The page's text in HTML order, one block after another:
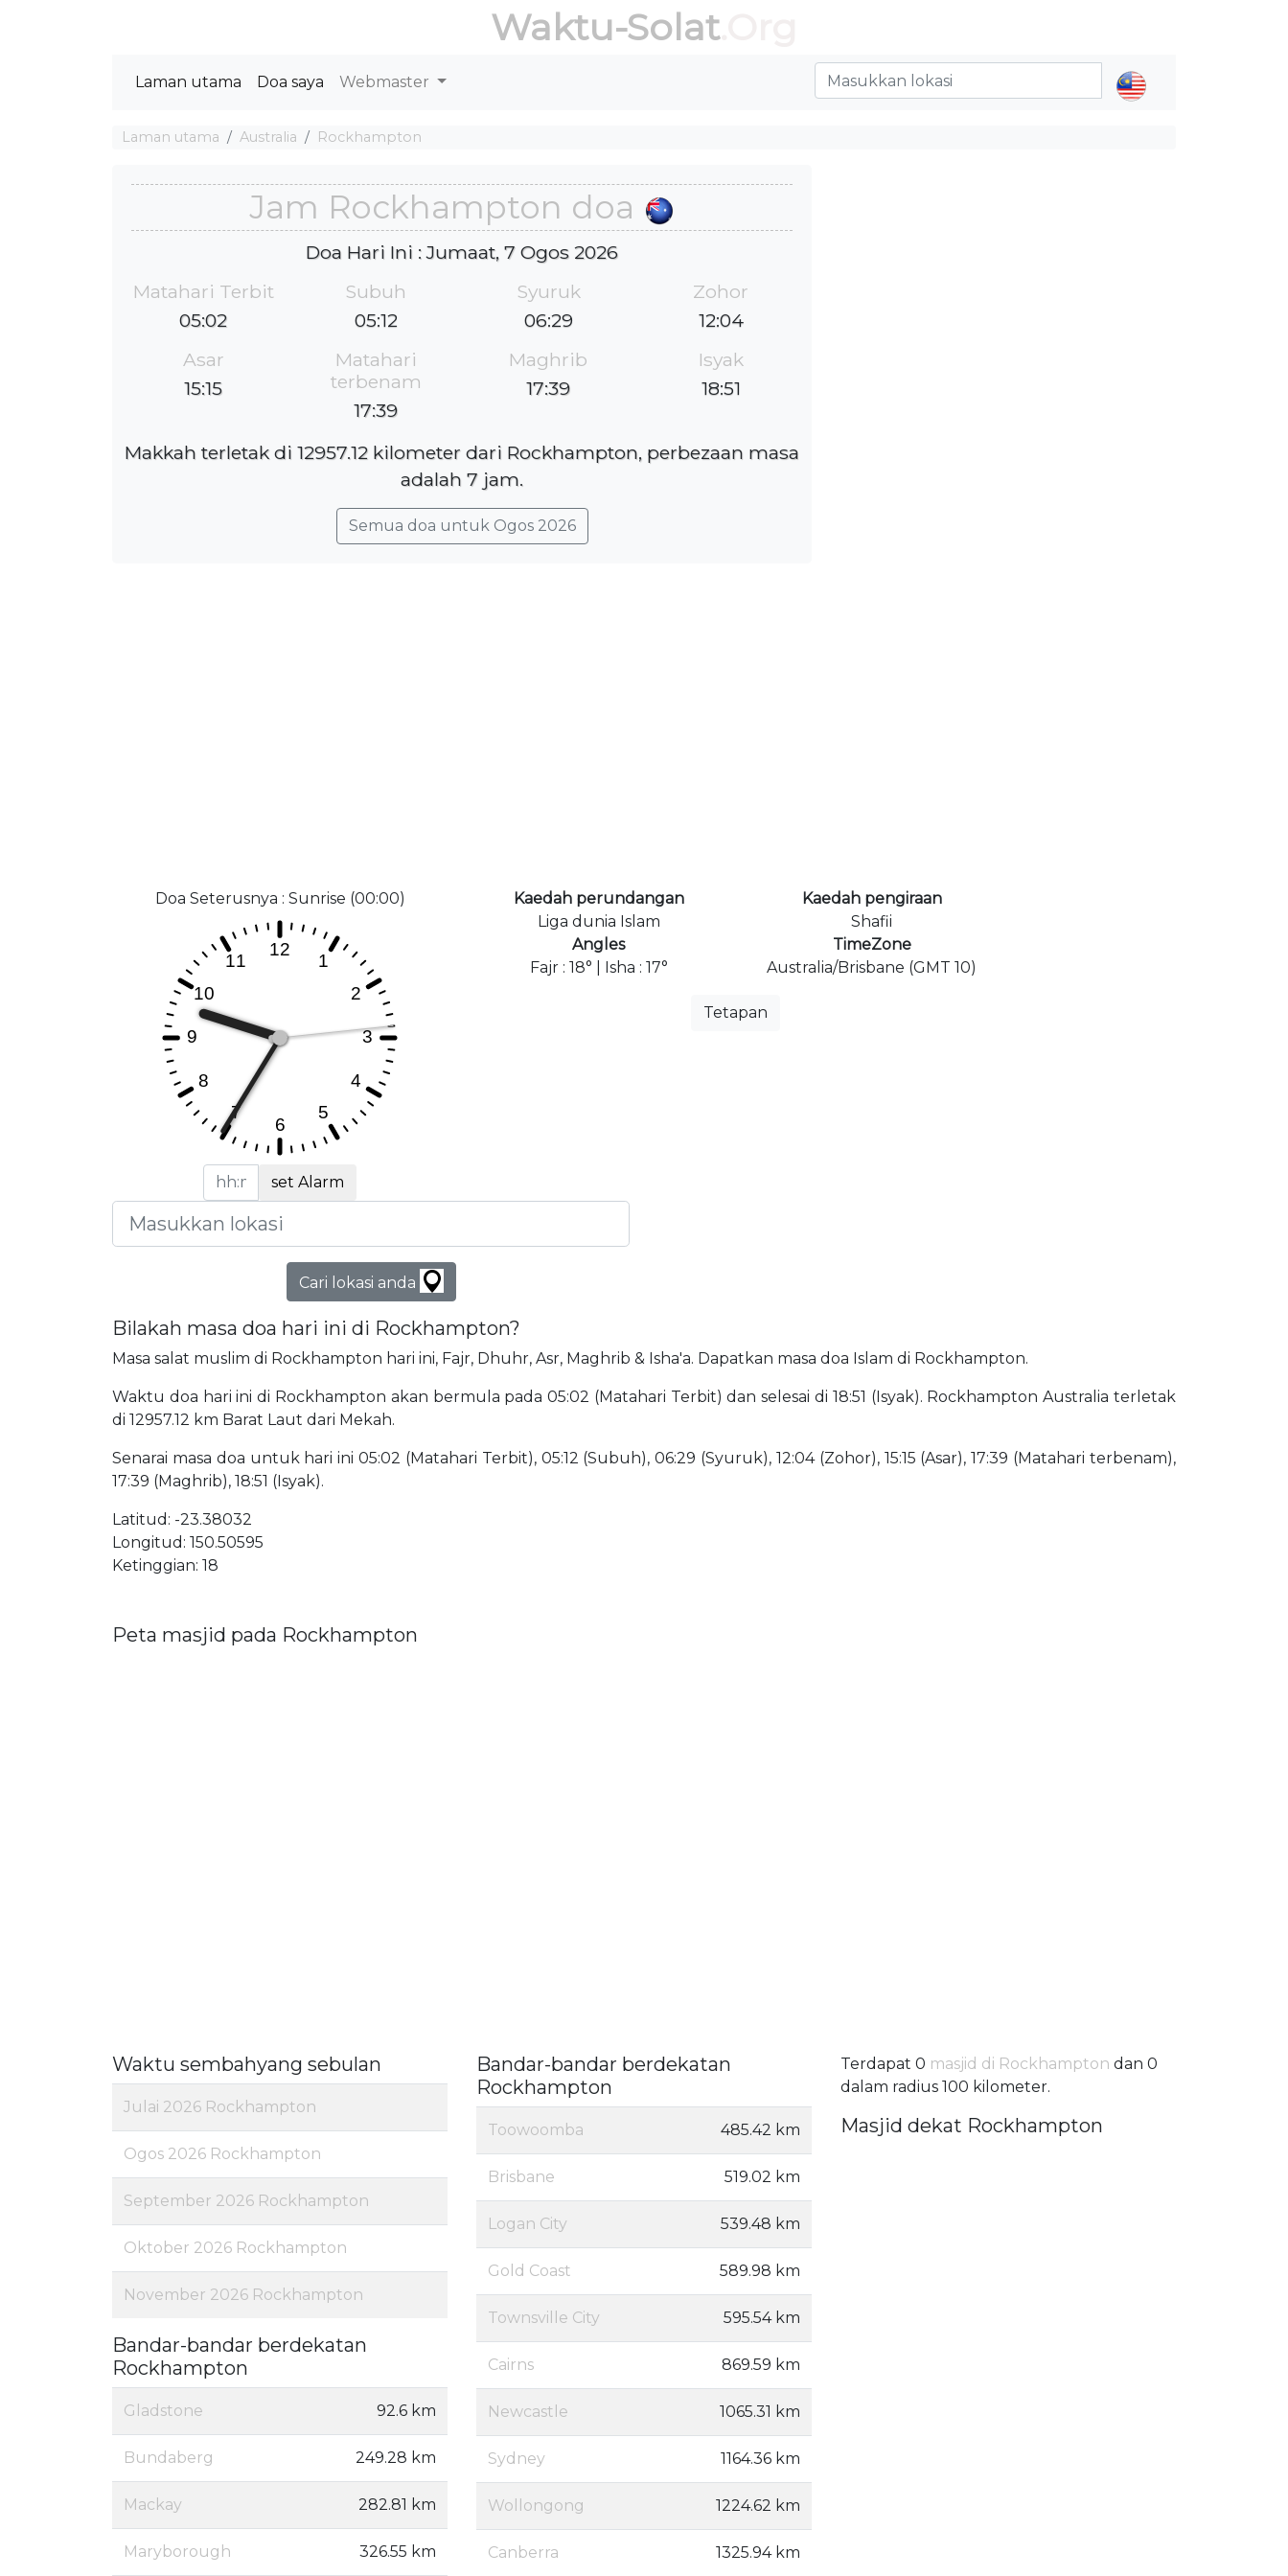
Waktu-Solat.Org
Laman utama Doa saya Webmaster
Laman utama Australia Rockhampton
Jam Rockhampton doa
Doa Hari Ini : Jumaat, 7 Ogos 2026
Matahari Terbit
05:02
Subuh
05:12
Syuruk
06:29
Zohor
12:04
Asar
15:15
Matahari
terbenam
17:39
Maghrib
17:39
Isyak
18:51
Makkah terletak di 12957.12 kilometer dari Rockhampton, perbezaan masa
adalah 7 jam.
Semua doa untuk Ogos 2026
Doa Seterusnya : Sunrise (00:00)
set Alarm
Kaedah perundangan
Liga dunia Islam
Kaedah pengiraan
Shafii
Angles
Fajr : 18° | Isha : 17°
TimeZone
Australia/Brisbane (GMT 10)
Tetapan
Cari lokasi anda
Bilakah masa doa hari ini di Rockhampton?
Masa salat muslim di Rockhampton hari ini, Fajr, Dhuhr, Asr, Maghrib & Isha'a. Dapatkan masa doa Islam di Rockhampton.
Waktu doa hari ini di Rockhampton akan bermula pada 05:02 (Matahari Terbit) dan selesai di 18:51 (Isyak). Rockhampton Australia terletak
di 12957.12 km Barat Laut dari Mekah.
Senarai masa doa untuk hari ini 05:02 (Matahari Terbit), 05:12 (Subuh), 06:29 (Syuruk), 12:04 (Zohor), 15:15 (Asar), 17:39 (Matahari terbenam),
17:39 (Maghrib), 18:51 (Isyak).
Latitud: -23.38032
Longitud: 150.50595
Ketinggian: 18
Peta masjid pada Rockhampton
Waktu sembahyang sebulan
Julai 2026 Rockhampton
Ogos 2026 Rockhampton
September 2026 Rockhampton
Oktober 2026 Rockhampton
November 2026 Rockhampton
Bandar-bandar berdekatan
Rockhampton
Gladstone 92.6 km
Bundaberg 249.28 km
Mackay 282.81 km
Maryborough 326.55 km
Bandar-bandar berdekatan
Rockhampton
Toowoomba 485.42 km
Brisbane 519.02 km
Logan City 539.48 km
Gold Coast 589.98 km
Townsville City 595.54 km
Cairns 869.59 km
Newcastle 1065.31 km
Sydney 1164.36 km
Wollongong 1224.62 km
Canberra 1325.94 km
Terdapat 0 masjid di Rockhampton dan 0
dalam radius 100 kilometer.
Masjid dekat Rockhampton